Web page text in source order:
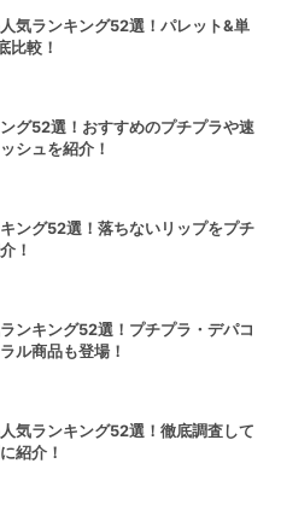
気ランキング52選！パレット&単
比較！
グ52選！おすすめのプチプラや速
シュを紹介！
ング52選！落ちないリップをプチ
！
ンキング52選！プチプラ・デパコ
ル商品も登場！
気ランキング52選！徹底調査して
紹介！